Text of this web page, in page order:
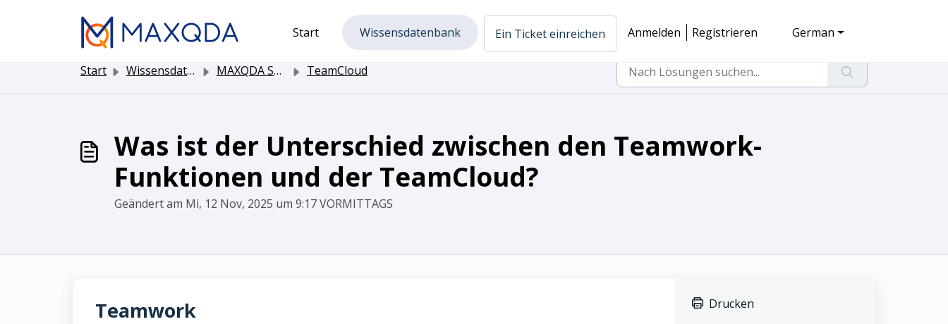
Start
Wissensdatenbank Ein Ticket einreichen Anmelden Registrieren German
Start Wissensdatenbank MAXQDA Software TeamCloud
Was ist der Unterschied zwischen den Teamwork-
Funktionen und der TeamCloud?
Geändert am Mi, 12 Nov, 2025 um 9:17 VORMITTAGS
Teamwork Drucken